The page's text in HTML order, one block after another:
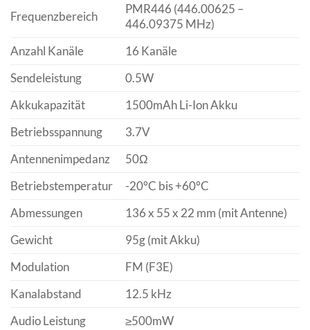
Frequenzbereich
PMR446 (446.00625 –
446.09375 MHz)
Anzahl Kanäle
16 Kanäle
Sendeleistung
0.5W
Akkukapazität
1500mAh Li-Ion Akku
Betriebsspannung
3.7V
Antennenimpedanz
50Ω
Betriebstemperatur
-20°C bis +60°C
Abmessungen
136 x 55 x 22 mm (mit Antenne)
Gewicht
95g (mit Akku)
Modulation
FM (F3E)
Kanalabstand
12.5 kHz
Audio Leistung
≥500mW